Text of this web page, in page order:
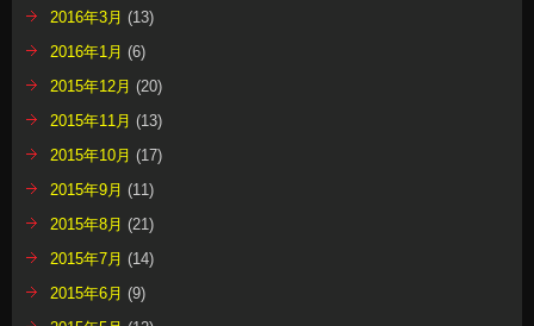
2016年3月 (13)
2016年1月 (6)
2015年12月 (20)
2015年11月 (13)
2015年10月 (17)
2015年9月 (11)
2015年8月 (21)
2015年7月 (14)
2015年6月 (9)